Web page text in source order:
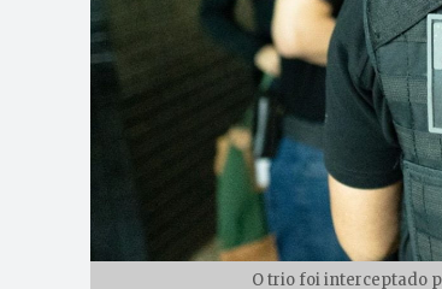
O trio foi interceptado